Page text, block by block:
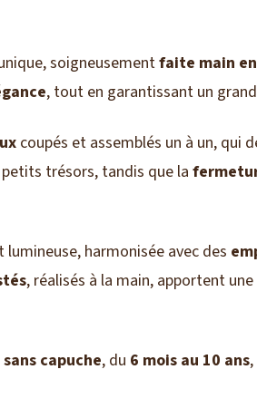
soigneusementfaite main
, tout en garantissant un
coupés et assemblés un à un, qui
trésors, tandis que la
lumineuse, harmonisée avec des
, réalisés à la main, apportent
sans capuche, du 6 mois au 10 ans